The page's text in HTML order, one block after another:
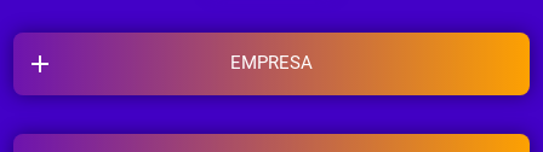
EMPRESA